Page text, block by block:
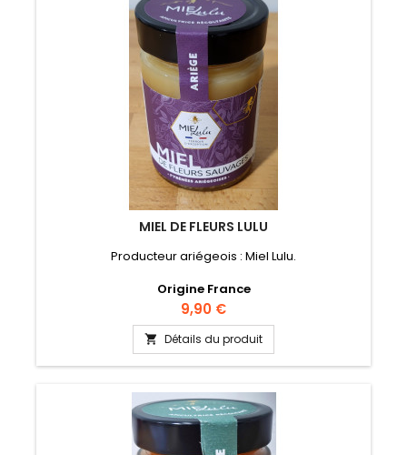
MIEL DE FLEURS LULU
Producteur ariégeois : Miel Lulu.
Origine France
Prix
9,90 €
 Détails du produit